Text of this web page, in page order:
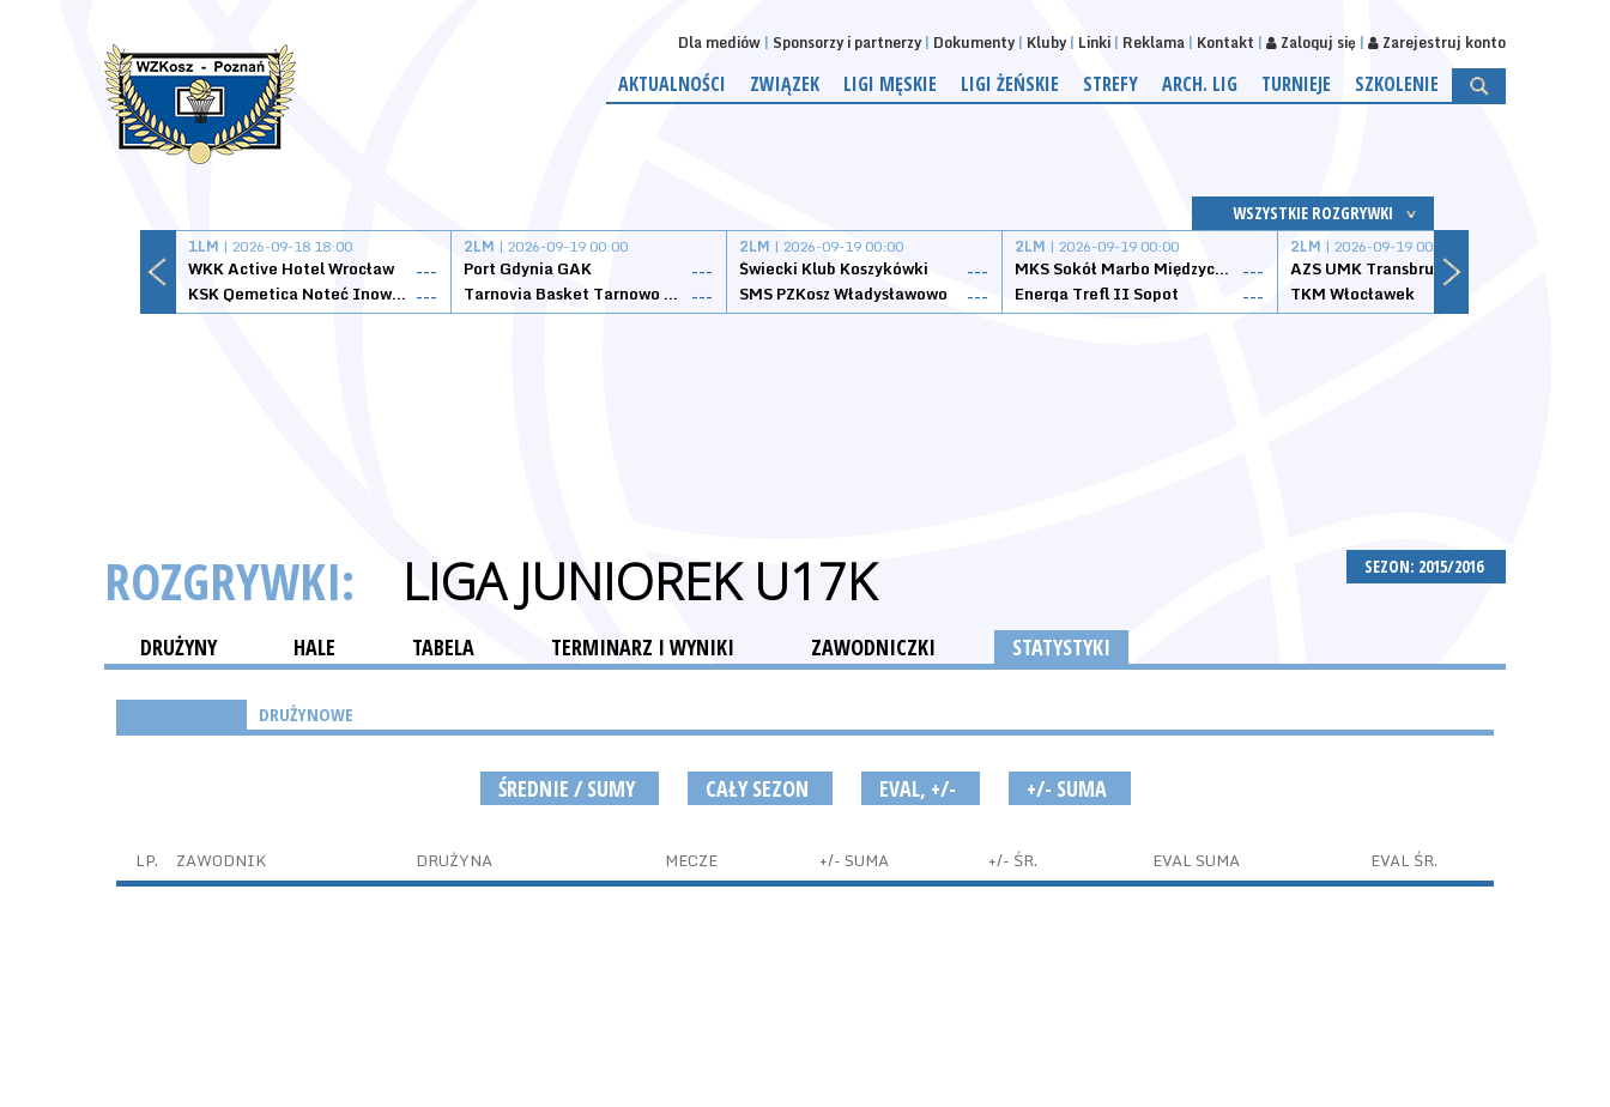
Dla mediów Sponsorzy i partnerzy Dokumenty Kluby Linki Reklama Kontakt Zaloguj się Zarejestruj konto
AKTUALNOŚCI ZWIĄZEK LIGI MĘSKIE LIGI ŻEŃSKIE STREFY ARCH. LIG TURNIEJE SZKOLENIE
WSZYSTKIE ROZGRYWKI
1LM | 2026-09-18 18:00
WKK Active Hotel Wrocław
---
KSK Qemetica Noteć Inowrocław ---
2LM | 2026-09-19 00:00
Port Gdynia GAK
---
Tarnovia Basket Tarnowo Podgórne ---
2LM | 2026-09-19 00:00
Świecki Klub Koszykówki
---
SMS PZKosz Władysławowo
---
2LM | 2026-09-19 00:00
MKS Sokół Marbo Międzychód ---
Energa Trefl II Sopot
---
2LM | 2026-09-19 00:00
AZS UMK Transbruk Toruń
TKM Włocławek
SEZON: 2015/2016
ROZGRYWKI: LIGA JUNIOREK U17K
DRUŻYNY HALE TABELA TERMINARZ I WYNIKI ZAWODNICZKI STATYSTYKI
DRUŻYNOWE
ŚREDNIE / SUMY CAŁY SEZON EVAL, +/- +/- SUMA
LP. ZAWODNIK DRUŻYNA MECZE +/- SUMA +/- ŚR. EVAL SUMA EVAL ŚR.